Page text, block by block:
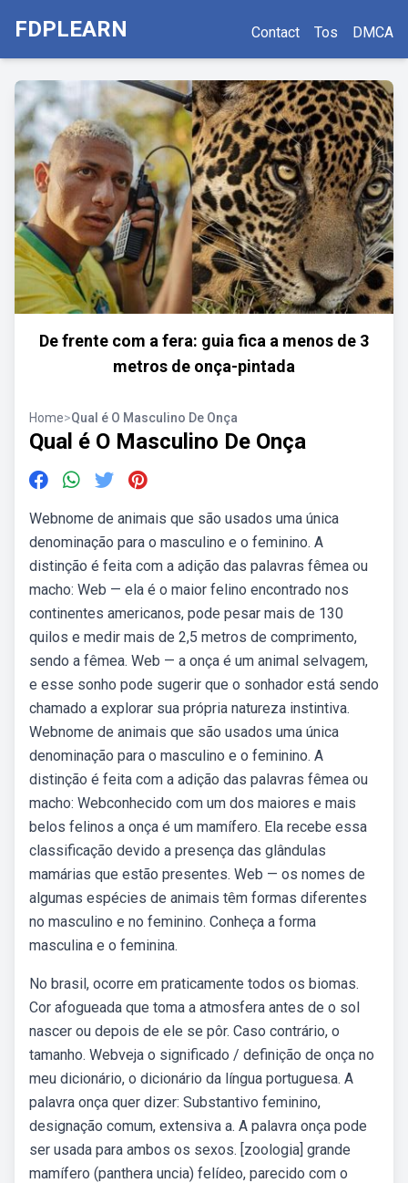
FDPLEARN Contact Tos DMCA
De frente com a fera: guia fica a menos de 3
metros de onça-pintada
Home>Qual é O Masculino De Onça
Qual é O Masculino De Onça
Webnome de animais que são usados uma única
denominação para o masculino e o feminino. A
distinção é feita com a adição das palavras fêmea ou
macho: Web — ela é o maior felino encontrado nos
continentes americanos, pode pesar mais de 130
quilos e medir mais de 2,5 metros de comprimento,
sendo a fêmea. Web — a onça é um animal selvagem,
e esse sonho pode sugerir que o sonhador está sendo
chamado a explorar sua própria natureza instintiva.
Webnome de animais que são usados uma única
denominação para o masculino e o feminino. A
distinção é feita com a adição das palavras fêmea ou
macho: Webconhecido com um dos maiores e mais
belos felinos a onça é um mamífero. Ela recebe essa
classificação devido a presença das glândulas
mamárias que estão presentes. Web — os nomes de
algumas espécies de animais têm formas diferentes
no masculino e no feminino. Conheça a forma
masculina e o feminina.
No brasil, ocorre em praticamente todos os biomas.
Cor afogueada que toma a atmosfera antes de o sol
nascer ou depois de ele se pôr. Caso contrário, o
tamanho. Webveja o significado / definição de onça no
meu dicionário, o dicionário da língua portuguesa. A
palavra onça quer dizer: Substantivo feminino,
designação comum, extensiva a. A palavra onça pode
ser usada para ambos os sexos. [zoologia] grande
mamífero (panthera uncia) felídeo, parecido com o